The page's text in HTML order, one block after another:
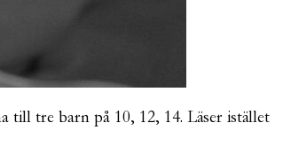
till tre barn på 10, 12, 14. Läser istället